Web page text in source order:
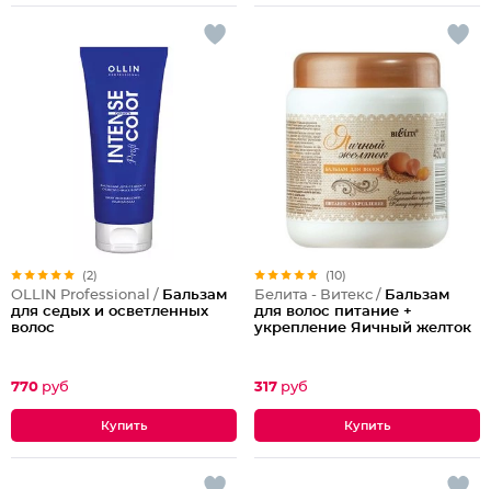
(2)
OLLIN Professional / Бальзам
для седых и осветленных
волос
770 руб
(10)
Белита - Витекс / Бальзам
для волос питание +
укрепление Яичный желток
317 руб